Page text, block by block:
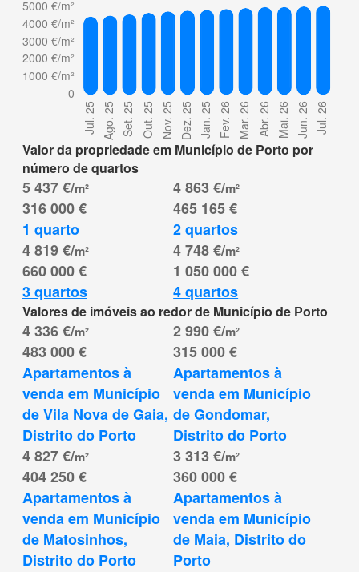
Valor da propriedade em Município de Porto por
número de quartos
316 000 €
5 437 €/m²
1 quarto
465 165 €
4 863 €/m²
2 quartos
660 000 €
4 819 €/m²
3 quartos
1 050 000 €
4 748 €/m²
4 quartos
Valores de imóveis ao redor de Município de Porto
483 000 €
4 336 €/m²
Apartamentos à
venda em Município
de Vila Nova de Gaia,
Distrito do Porto
315 000 €
2 990 €/m²
Apartamentos à
venda em Município
de Gondomar,
Distrito do Porto
404 250 €
4 827 €/m²
Apartamentos à
venda em Município
de Matosinhos,
Distrito do Porto
360 000 €
3 313 €/m²
Apartamentos à
venda em Município
de Maia, Distrito do
Porto